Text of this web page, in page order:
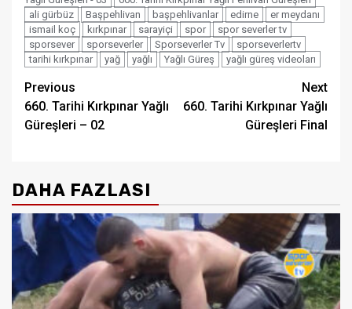
ali gürbüz
Başpehlivan başpehlivanlar edirne
er meydanı
ismail koç
kırkpınar sarayiçi spor
spor severler tv
sporsever
sporseverler Sporseverler Tv
sporseverlertv
tarihi kırkpınar
yağ yağlı Yağlı Güreş yağlı güreş videoları
Post
navigation
Previous
660. Tarihi Kırkpınar Yağlı
Güreşleri – 02
Next
660. Tarihi Kırkpınar Yağlı
Güreşleri Final
DAHA FAZLASI